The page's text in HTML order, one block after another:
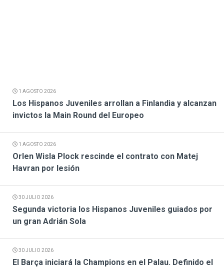
1 AGOSTO 2026
Los Hispanos Juveniles arrollan a Finlandia y alcanzan
invictos la Main Round del Europeo
1 AGOSTO 2026
Orlen Wisla Plock rescinde el contrato con Matej
Havran por lesión
30 JULIO 2026
Segunda victoria los Hispanos Juveniles guiados por
un gran Adrián Sola
30 JULIO 2026
El Barça iniciará la Champions en el Palau. Definido el